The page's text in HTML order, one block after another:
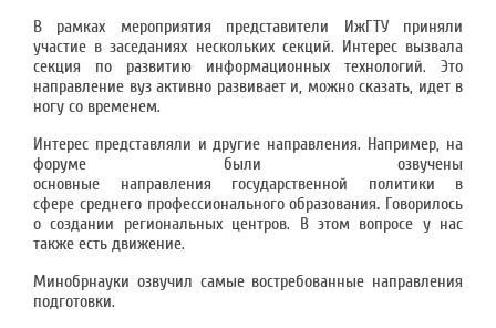
В рамках мероприятия представители ИжГТУ приняли
участие в заседаниях нескольких секций. Интерес вызвала
секция по развитию информационных технологий. Это
направление вуз активно развивает и, можно сказать, идет в
ногу со временем.
Интерес представляли и другие направления. Например, на
форуме были озвучены
основные направления государственной политики в
сфере среднего профессионального образования. Говорилось
о создании региональных центров. В этом вопросе у нас
также есть движение.
Минобрнауки озвучил самые востребованные направления
подготовки.